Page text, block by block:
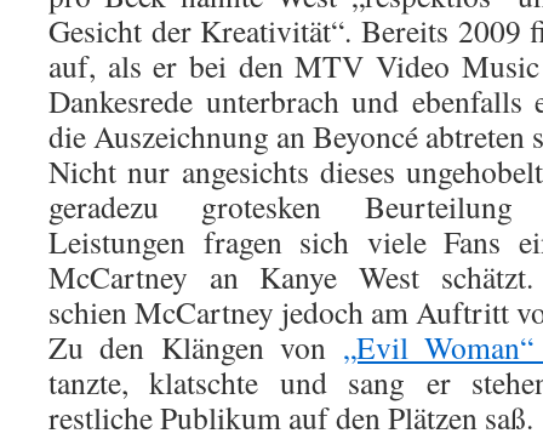
Gesicht der Kreativität“. Bereits 2009
auf, als er bei den MTV Video
Dankesrede unterbrach und
die Auszeichnung an Beyoncé abtreten
Nicht nur angesichts dieses
geradezu grotesken
Leistungen fragen sich viele Fans
McCartney an Kanye West
schien McCartney jedoch am Auftritt
Zu den Klängen von „Evil
tanzte, klatschte und sang er
restliche Publikum auf den Plätzen saß.